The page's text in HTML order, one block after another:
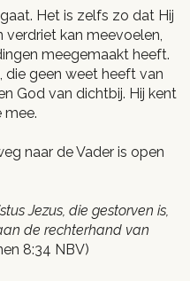
Het is zelfs zo dat Hij
verdriet kan meevoelen,
meegemaakt heeft.
die geen weet heeft van
God van dichtbij. Hij kent
mee.
naar de Vader is open
Jezus, die gestorven is,
de rechterhand van
8:34 NBV)